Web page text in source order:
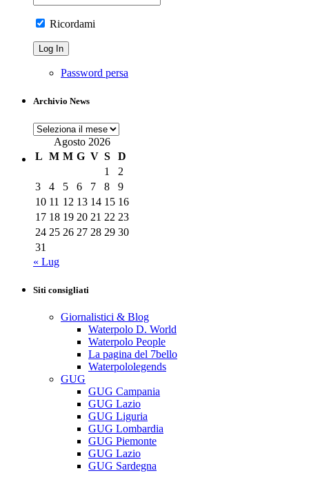
Ricordami
Password persa
Archivio News
Archivio
NewsAgosto 2026
L M M G V S
D
1
2
3
4 5 6 7 8
9
10 11 12 13 14 15 16
17 18 19 20 21 22 23
24 25 26 27 28 29 30
31
« Lug
Siti consigliati
Giornalistici & Blog
Waterpolo D. World
Waterpolo People
La pagina del 7bello
Waterpololegends
GUG
GUG Campania
GUG Lazio
GUG Liguria
GUG Lombardia
GUG Piemonte
GUG Lazio
GUG Sardegna